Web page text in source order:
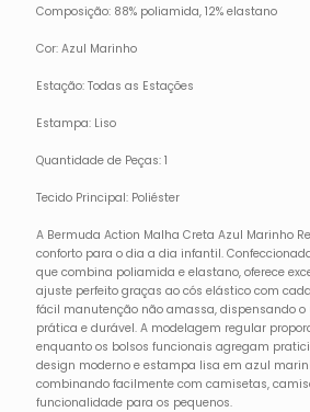
Composição: 88% poliamida, 12% elastano
Cor: Azul Marinho
Estação: Todas as Estações
Estampa: Liso
Quantidade de Peças: 1
Tecido Principal: Poliéster
A Bermuda Action Malha Creta Azul Marinho
conforto para o dia a dia infantil.
que combina poliamida e elastano, oferece
ajuste perfeito graças ao cós elástico com
fácil manutenção não amassa, dispensando o
prática e durável. A modelagem regular
enquanto os bolsos funcionais agregam
design moderno e estampa lisa em azul
combinando facilmente com camisetas,
funcionalidade para os pequenos.